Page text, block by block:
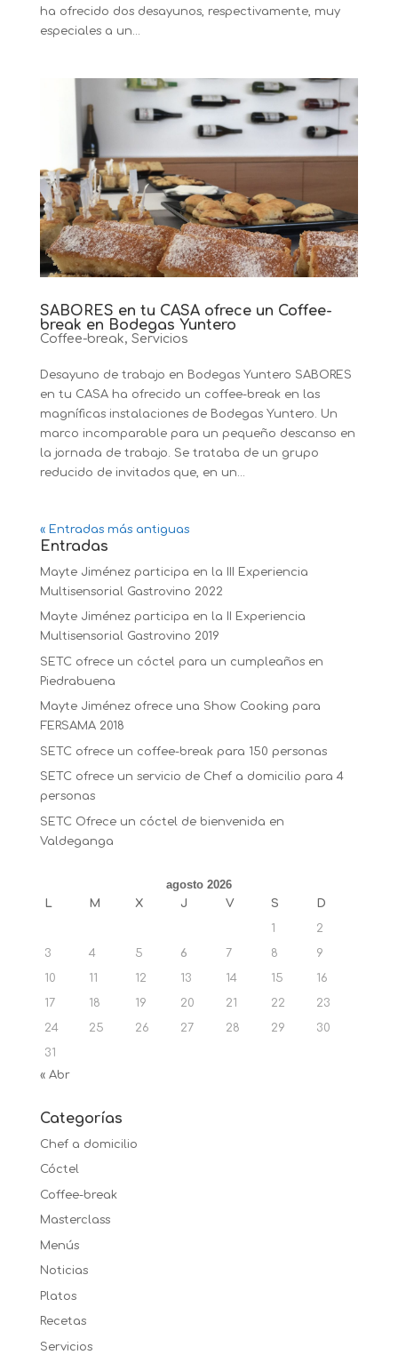
ha ofrecido dos desayunos, respectivamente, muy
especiales a un...
SABORES en tu CASA ofrece un Coffee-
break en Bodegas Yuntero
Coffee-break, Servicios
Desayuno de trabajo en Bodegas Yuntero SABORES
en tu CASA ha ofrecido un coffee-break en las
magníficas instalaciones de Bodegas Yuntero. Un
marco incomparable para un pequeño descanso en
la jornada de trabajo. Se trataba de un grupo
reducido de invitados que, en un...
« Entradas más antiguas
Entradas
Mayte Jiménez participa en la III Experiencia
Multisensorial Gastrovino 2022
Mayte Jiménez participa en la II Experiencia
Multisensorial Gastrovino 2019
SETC ofrece un cóctel para un cumpleaños en
Piedrabuena
Mayte Jiménez ofrece una Show Cooking para
FERSAMA 2018
SETC ofrece un coffee-break para 150 personas
SETC ofrece un servicio de Chef a domicilio para 4
personas
SETC Ofrece un cóctel de bienvenida en
Valdeganga
agosto 2026
L M X J V S
D
1
2
3
4 5 6 7 8
9
10
11 12 13 14 15
16
17
18 19 20 21 22
23
24
25 26 27 28 29
30
31
« Abr
Categorías
Chef a domicilio
Cóctel
Coffee-break
Masterclass
Menús
Noticias
Platos
Recetas
Servicios